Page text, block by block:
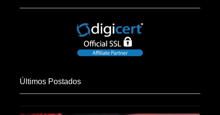
Últimos Postados